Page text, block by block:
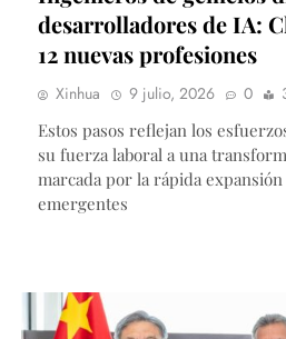
desarrolladores de IA:
12 nuevas profesiones
Xinhua 9 julio, 2026 0
Estos pasos reflejan los
su fuerza laboral a una
marcada por la rápida
emergentes